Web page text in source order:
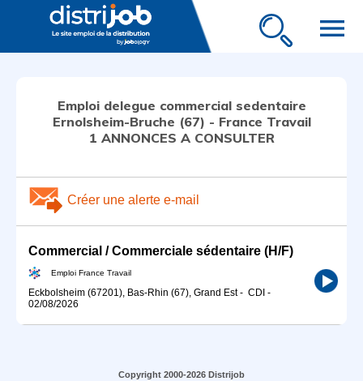
menu
Emploi delegue commercial sedentaire
Ernolsheim-Bruche (67) - France Travail
1 ANNONCES A CONSULTER
Créer une alerte e-mail
Commercial / Commerciale sédentaire (H/F)
Emploi France Travail
Eckbolsheim (67201), Bas-Rhin (67), Grand Est- CDI -
02/08/2026
Copyright 2000-2026 Distrijob